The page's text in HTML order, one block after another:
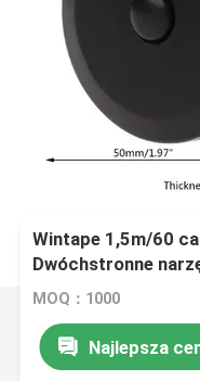
Wintape 1,5m/60
Dwóchstronne
ABS Elastyczna
MOQ：1000
Najlepsza